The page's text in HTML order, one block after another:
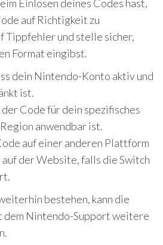
Einlösen deines Codes hast,
auf Richtigkeit zu
Tippfehler und stelle sicher,
Format eingibst.
dein Nintendo-Konto aktiv und
ist.
Code für dein spezifisches
anwendbar ist.
auf einer anderen Plattform
auf der Website, falls die Switch
bestehen, kann die
dem Nintendo-Support weitere